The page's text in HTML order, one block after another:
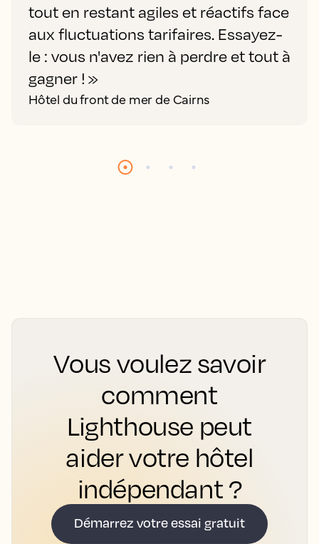
tout en restant agiles et réactifs face
aux fluctuations tarifaires. Essayez-
le : vous n'avez rien à perdre et tout à
gagner ! »
Hôtel du front de mer de Cairns
Vous voulez savoir
comment
Lighthouse peut
aider votre hôtel
indépendant ?
Démarrez votre essai gratuit